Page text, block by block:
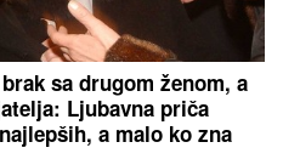
sa drugom ženom, a
Ljubavna priča
a malo ko zna